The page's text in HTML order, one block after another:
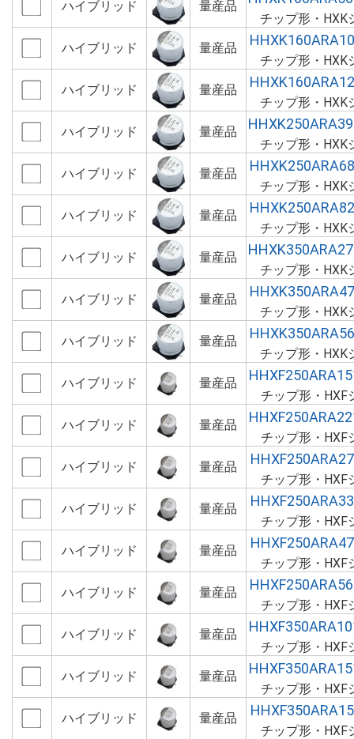
ハイブリッド 量産品
チップ形・HXK
ハイブリッド
量産品
チップ形・HXK
ハイブリッド
量産品
チップ形・HXK
ハイブリッド
量産品
チップ形・HXK
ハイブリッド
量産品
チップ形・HXK
ハイブリッド
量産品
チップ形・HXK
ハイブリッド
量産品
チップ形・HXK
ハイブリッド
量産品
チップ形・HXK
ハイブリッド
量産品
チップ形・HXK
ハイブリッド
量産品
チップ形・HXF
ハイブリッド
量産品
チップ形・HXF
ハイブリッド
量産品
チップ形・HXF
ハイブリッド
量産品
チップ形・HXF
ハイブリッド
量産品
チップ形・HXF
ハイブリッド
量産品
チップ形・HXF
ハイブリッド
量産品
チップ形・HXF
ハイブリッド
量産品
チップ形・HXF
ハイブリッド
量産品
チップ形・HXF